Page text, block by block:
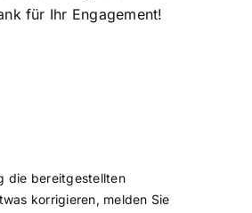
für Ihr Engagement!
die bereitgestellten
korrigieren, melden Sie